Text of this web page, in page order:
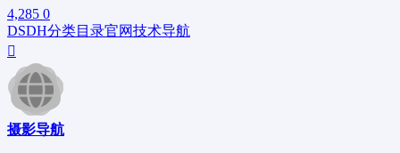
4,285 0
DSDH分类目录官网技术导航
摄影导航